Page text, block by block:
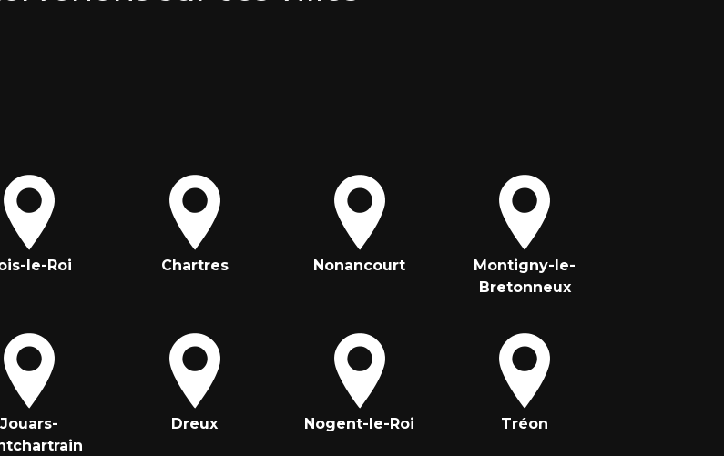
le-Roi Chartres Nonancourt
Montigny-le-
Bretonneux
Jouars-
Dreux Nogent-le-Roi Tréon